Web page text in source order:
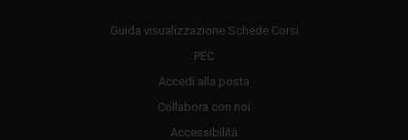
Guida visualizzazione Schede Corsi
PEC
Accedi alla posta
Collabora con noi
Accessibilità